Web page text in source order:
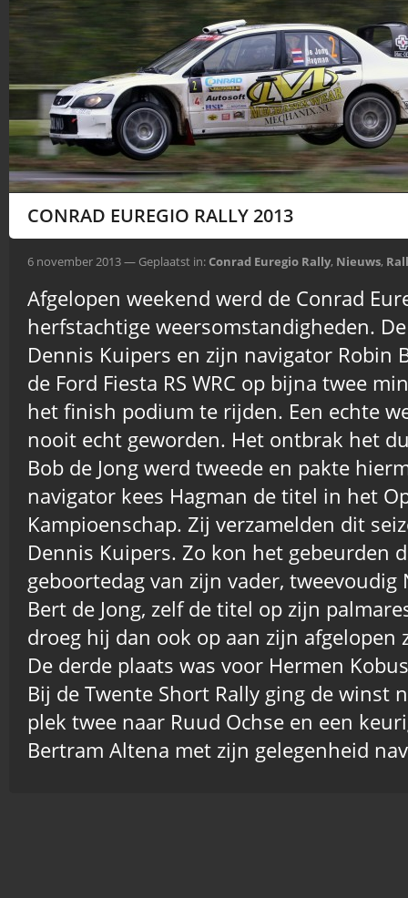
CONRAD EUREGIO RALLY 2013
6 november 2013 — Geplaatst in:Conrad Euregio Rally, Nieuws,
Afgelopen weekend werd de Conrad
herfstachtige weersomstandigheden.
Dennis Kuipers en zijn navigator Robin
de Ford Fiesta RS WRC op bijna twee
het finish podium te rijden. Een echte
nooit echt geworden. Het ontbrak het
Bob de Jong werd tweede en pakte
navigator kees Hagman de titel in het
Kampioenschap. Zij verzamelden dit
Dennis Kuipers. Zo kon het gebeurden
geboortedag van zijn vader, tweevoudig
Bert de Jong, zelf de titel op zijn
droeg hij dan ook op aan zijn afgelopen
De derde plaats was voor Hermen
Bij de Twente Short Rally ging de winst
plek twee naar Ruud Ochse en een
Bertram Altena met zijn gelegenheid